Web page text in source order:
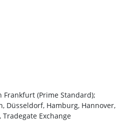
(Prime Standard);
Düsseldorf, Hamburg, Hannover,
Exchange